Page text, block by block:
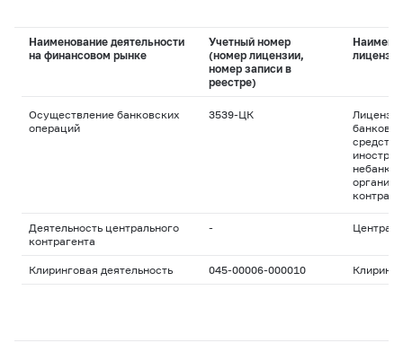
Наименование деятельности
на финансовом рынке
Учетный номер
(номер лицензии,
номер записи в
реестре)
лицензии
Осуществление банковских
операций
3539-ЦК
Деятельность центрального
контрагента
-
Клиринговая деятельность 045-00006-000010